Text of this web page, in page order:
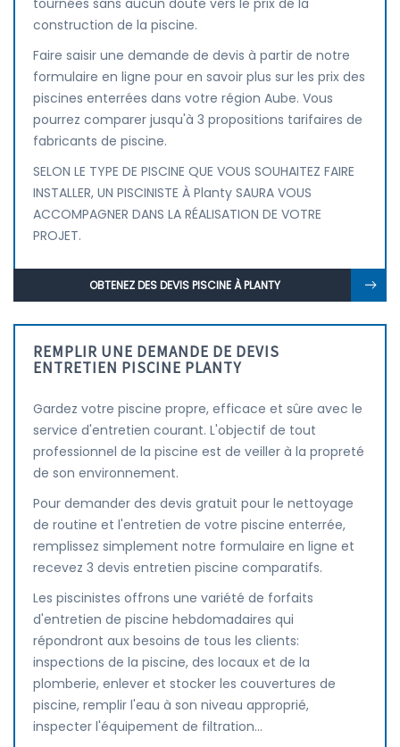
tournées sans aucun doute vers le prix de la
construction de la piscine.
Faire saisir une demande de devis à partir de notre
formulaire en ligne pour en savoir plus sur les prix des
piscines enterrées dans votre région Aube. Vous
pourrez comparer jusqu'à 3 propositions tarifaires de
fabricants de piscine.
SELON LE TYPE DE PISCINE QUE VOUS SOUHAITEZ FAIRE
INSTALLER, UN PISCINISTE À Planty SAURA VOUS
ACCOMPAGNER DANS LA RÉALISATION DE VOTRE
PROJET.
OBTENEZ DES DEVIS PISCINE À PLANTY
REMPLIR UNE DEMANDE DE DEVIS
ENTRETIEN PISCINE PLANTY
Gardez votre piscine propre, efficace et sûre avec le
service d'entretien courant. L'objectif de tout
professionnel de la piscine est de veiller à la propreté
de son environnement.
Pour demander des devis gratuit pour le nettoyage
de routine et l'entretien de votre piscine enterrée,
remplissez simplement notre formulaire en ligne et
recevez 3 devis entretien piscine comparatifs.
Les piscinistes offrons une variété de forfaits
d'entretien de piscine hebdomadaires qui
répondront aux besoins de tous les clients:
inspections de la piscine, des locaux et de la
plomberie, enlever et stocker les couvertures de
piscine, remplir l'eau à son niveau approprié,
inspecter l'équipement de filtration...